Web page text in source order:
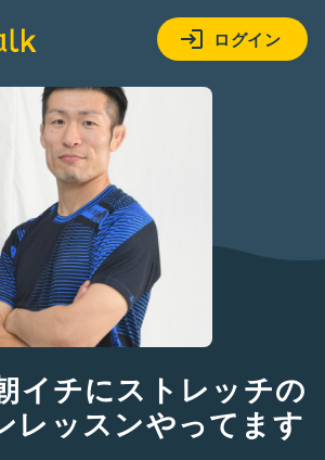
ログイン
イチにストレッチの
レッスンやってます